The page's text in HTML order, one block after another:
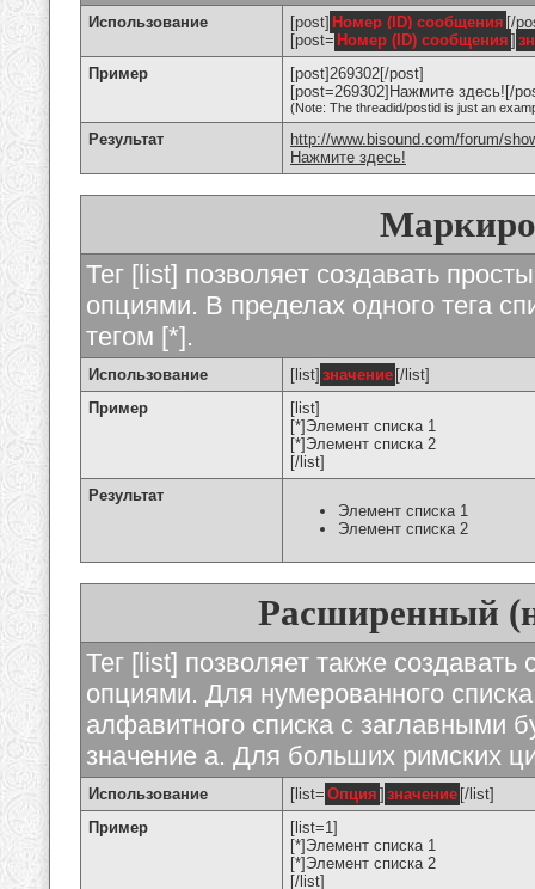
Использование [post] Номер (ID) сообщения [/
[post= Номер (ID) сообщения ]
Пример
[post]269302[/post]
[post=269302]Нажмите здесь![/
(Note: The threadid/postid is just an
Результат
http://www.bisound.com/forum/
Нажмите здесь!
Тег [list] позволяет создавать
опциями. В пределах одного тега
тегом [*].
Использование [list] значение [/list]
Пример
[list]
[*]Элемент списка 1
[*]Элемент списка 2
[/list]
Результат
Элемент списка 1
Элемент списка 2
Расширенный
Тег [list] позволяет также
опциями. Для нумерованного
алфавитного списка с заглавными
значение а. Для больших римских
Использование [list= Опция ] значение [/list]
Пример
[list=1]
[*]Элемент списка 1
[*]Элемент списка 2
[/list]